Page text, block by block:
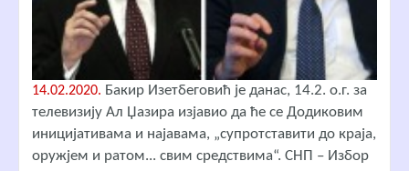
14.02.2020. Бакир Изетбеговић је данас, 14.2. о.г. за
телевизију Ал Џазира изјавио да ће се Додиковим
иницијативама и најавама, „супротставити до краја,
оружјем и ратом... свим средствима“. СНП – Избор